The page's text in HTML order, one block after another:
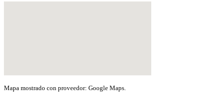
Mapa mostrado con proveedor: Google Maps.